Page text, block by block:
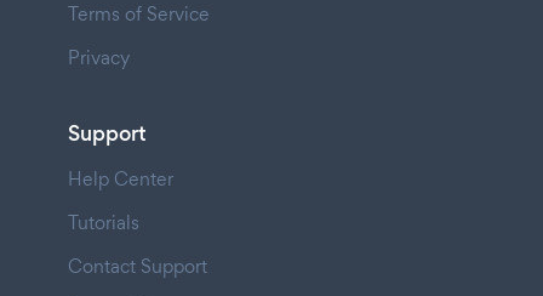
Terms of Service
Privacy
Support
Help Center
Tutorials
Contact Support